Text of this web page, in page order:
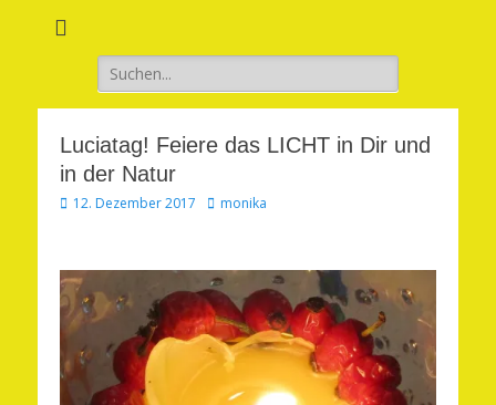
Suchen
nach:
Luciatag! Feiere das LICHT in Dir und
in der Natur
Veröffentlicht
12. Dezember 2017 Autor
monika